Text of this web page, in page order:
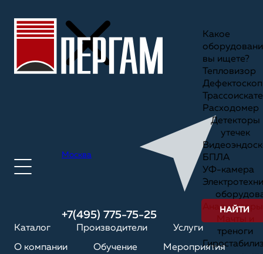
Москва
+7(495) 775-75-25
Каталог Производители Услуги
О компании Обучение Мероприятия
Какое
вы ищете?
Тепловизор
Дефектоскоп
Расходомер
Детекторы
утечек
БПЛА
УФ-камера
Анализаторы
треноги
НАЙТИ